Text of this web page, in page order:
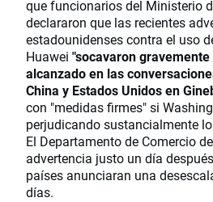
que funcionarios del Ministerio
declararon que las recientes
estadounidenses contra el uso
Huawei "socavaron
alcanzado en las
China y Estados Unidos en
con "medidas firmes" si
perjudicando sustancialmente
El Departamento de Comercio
advertencia justo un día
países anunciaran una
días.